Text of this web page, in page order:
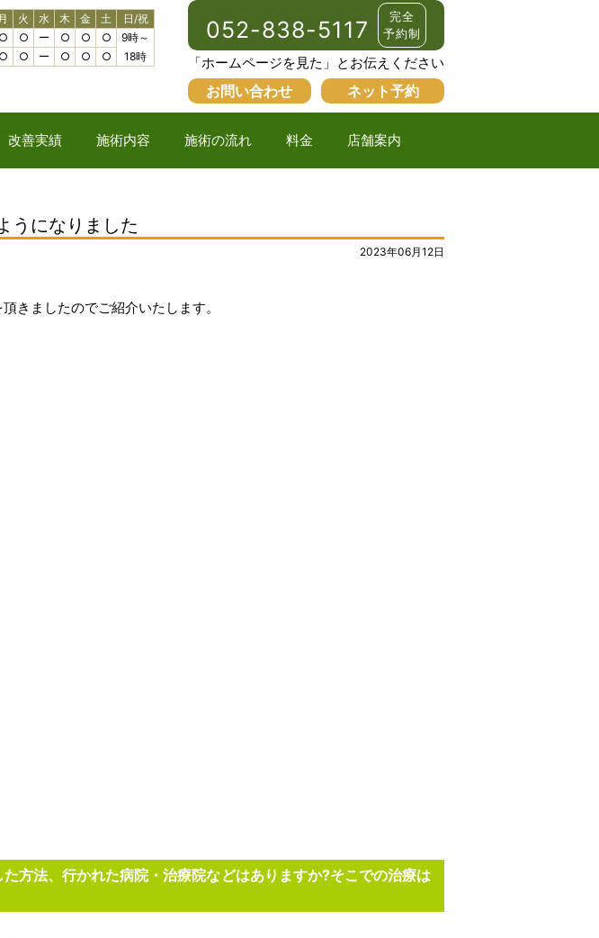
月 火 水 木 金 土
日/祝
○ ○ ー ○ ○ ○
9時～
○ ○ ー ○ ○ ○ 18時
052-838-5117
完全
予約制
「ホームページを見た」とお伝えください
お問い合わせ ネット予約
改善実績 施術内容 施術の流れ 料金 店舗案内
うになりました
2023年06月12日
きましたのでご紹介いたします。
方法、行かれた病院・治療院などはありますか?そこでの治療は